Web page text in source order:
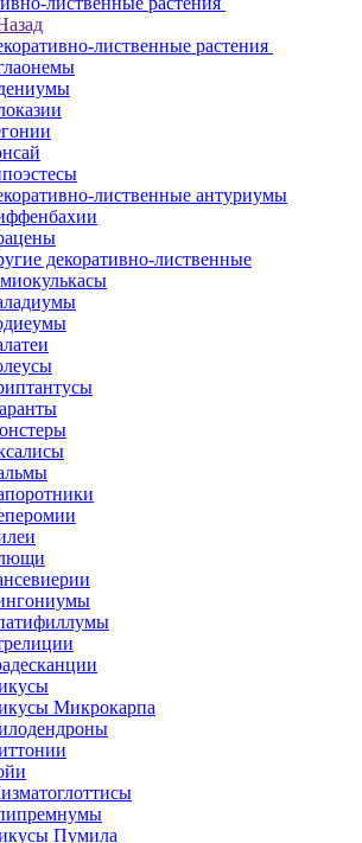
лиственные растения
лиственные антуриумы
декоративно-лиственные
Микрокарпа
Пумила